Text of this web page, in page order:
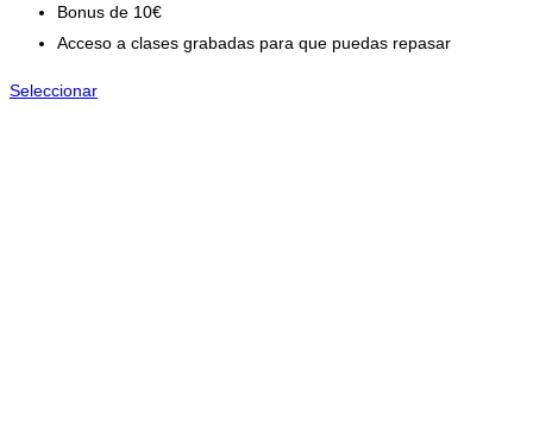
Bonus de 10€
Acceso a clases grabadas para que puedas repasar
Seleccionar